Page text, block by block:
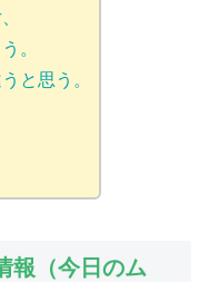
。
と思う。
報（今日のム